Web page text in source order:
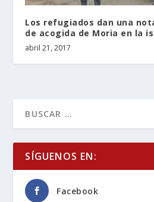
Los refugiados dan una
de acogida de Moria en la
abril 21, 2017
SÍGUENOS EN:
Facebook